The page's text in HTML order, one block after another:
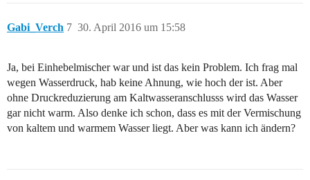
Gabi_Verch 30. April 2016 um 15:58
7
Ja, bei Einhebelmischer war und ist das kein Problem. Ich frag mal
wegen Wasserdruck, hab keine Ahnung, wie hoch der ist. Aber
ohne Druckreduzierung am Kaltwasseranschlusss wird das Wasser
gar nicht warm. Also denke ich schon, dass es mit der Vermischung
von kaltem und warmem Wasser liegt. Aber was kann ich ändern?